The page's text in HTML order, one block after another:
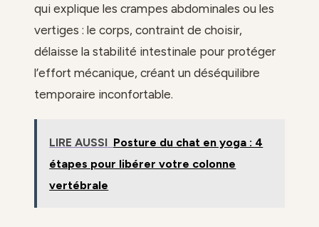
qui explique les crampes abdominales ou les
vertiges : le corps, contraint de choisir,
délaisse la stabilité intestinale pour protéger
l’effort mécanique, créant un déséquilibre
temporaire inconfortable.
LIRE AUSSI Posture du chat en yoga : 4
étapes pour libérer votre colonne
vertébrale